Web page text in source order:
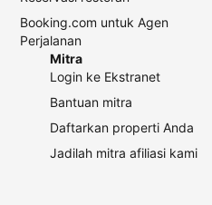
Booking.com untuk Agen
Perjalanan
Mitra
Login ke Ekstranet
Bantuan mitra
Daftarkan properti Anda
Jadilah mitra afiliasi kami